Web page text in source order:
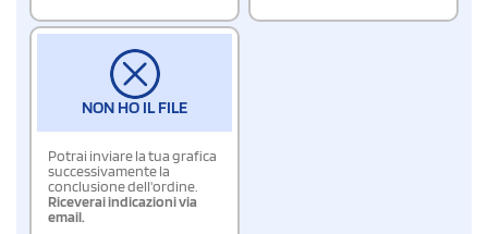
NON HO IL FILE
Potrai inviare la tua grafica
successivamente la
conclusione dell'ordine.
Riceverai indicazioni via
email.